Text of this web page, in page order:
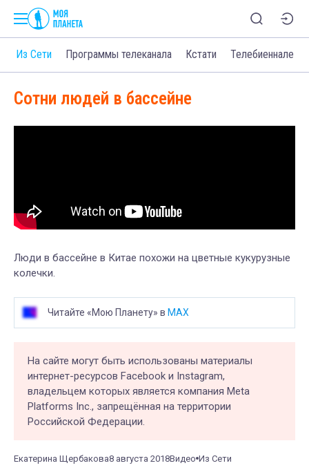
Из Сети Программы телеканала Кстати Телебиеннале
Сотни людей в бассейне
Люди в бассейне в Китае похожи на цветные кукурузные
колечки.
Читайте «Мою Планету» в MAX
На сайте могут быть использованы материалы
интернет-ресурсов Facebook и Instagram,
владельцем которых является компания Meta
Platforms Inc., запрещённая на территории
Российской Федерации.
Екатерина Щербакова8 августа 2018Видео Из Сети